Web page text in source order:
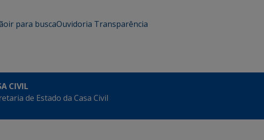
ir para buscaOuvidoria Transparência
CIVIL
de Estado da Casa Civil